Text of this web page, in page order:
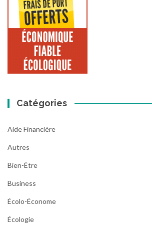
Catégories
Aide Financière
Autres
Bien-Être
Business
Écolo-Économe
Écologie